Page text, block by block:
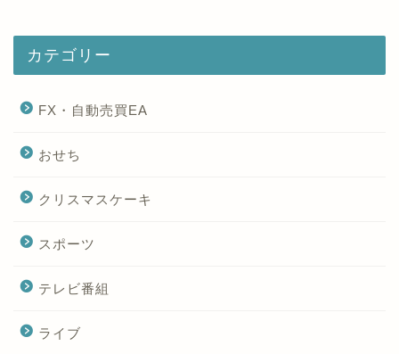
カテゴリー
FX・自動売買EA
おせち
クリスマスケーキ
スポーツ
テレビ番組
ライブ